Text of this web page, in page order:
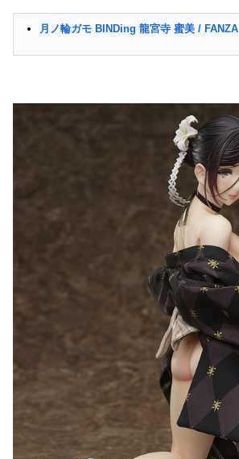
月ノ輪ガモ BINDing 龍宮寺 蜜美 / FANZA